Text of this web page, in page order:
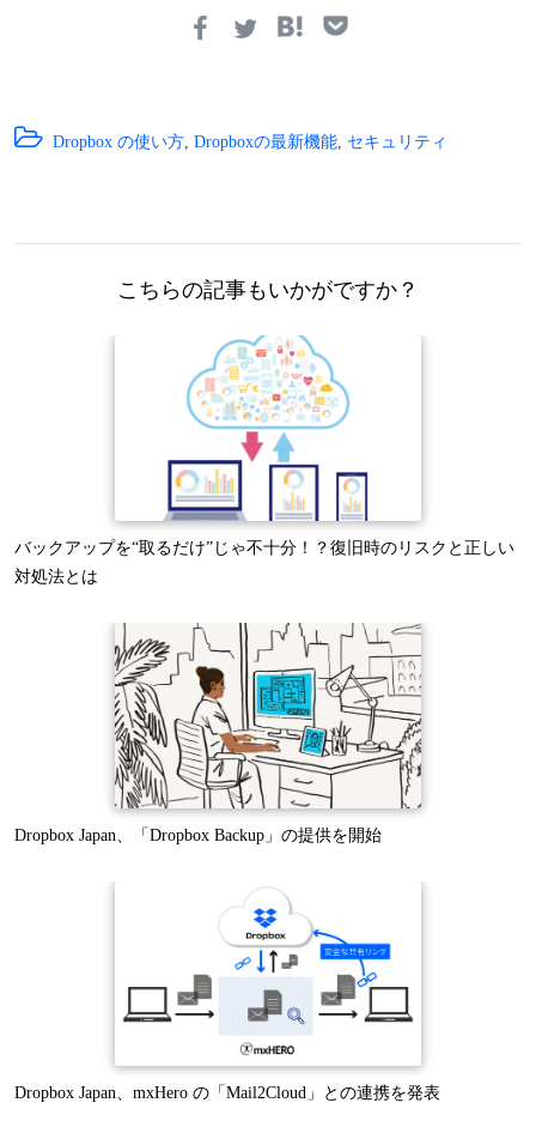
Dropbox の使い方 Dropboxの最新機能 セキュリティ
こちらの記事もいかがですか？
バックアップを“取るだけ”じゃ不十分！？復旧時のリスクと正しい
対処法とは
Dropbox Japan、「Dropbox Backup」の提供を開始
Dropbox Japan、mxHero の「Mail2Cloud」との連携を発表